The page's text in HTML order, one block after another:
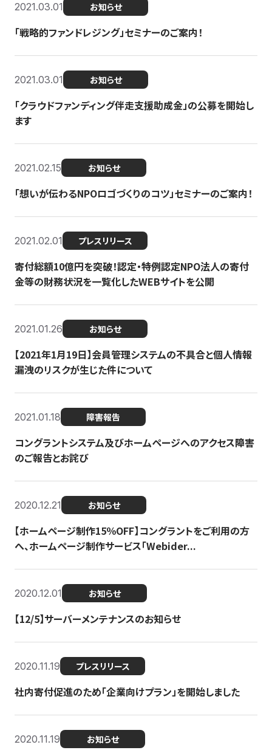
2021.03.01 お知らせ
「戦略的ファンドレジング」セミナーのご案内！
2021.03.01 お知らせ
「クラウドファンディング伴走支援助成金」の公募を開始し
ます
2021.02.15 お知らせ
「想いが伝わるNPOロゴづくりのコツ」セミナーのご案内！
2021.02.01 プレスリリース
寄付総額10億円を突破！認定・特例認定NPO法人の寄付
金等の財務状況を一覧化したWEBサイトを公開
2021.01.26 お知らせ
【2021年1月19日】会員管理システムの不具合と個人情報
漏洩のリスクが生じた件について
2021.01.18 障害報告
コングラントシステム及びホームページへのアクセス障害
のご報告とお詫び
2020.12.21 お知らせ
【ホームページ制作15％OFF】コングラントをご利用の方
へ、ホームページ制作サービス「Webider...
2020.12.01 お知らせ
【12/5】サーバーメンテナンスのお知らせ
2020.11.19 プレスリリース
社内寄付促進のため「企業向けプラン」を開始しました
2020.11.19 お知らせ